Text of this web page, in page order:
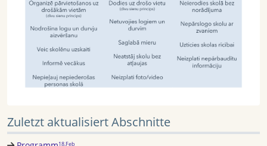
Zuletzt aktualisiert Abschnitte
18.Feb